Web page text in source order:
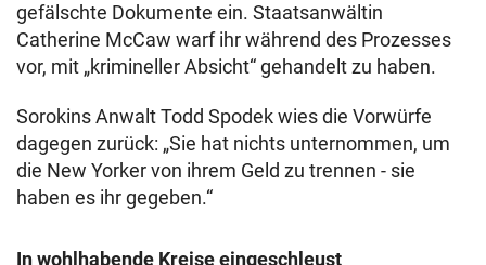
gefälschte Dokumente ein. Staatsanwältin
Catherine McCaw warf ihr während des Prozesses
vor, mit „krimineller Absicht“ gehandelt zu haben.
Sorokins Anwalt Todd Spodek wies die Vorwürfe
dagegen zurück: „Sie hat nichts unternommen, um
die New Yorker von ihrem Geld zu trennen - sie
haben es ihr gegeben.“
In wohlhabende Kreise eingeschleust